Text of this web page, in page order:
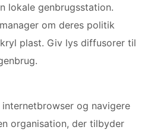
lokale genbrugsstation.
om deres politik
plast. Giv lys diffusorer til
og navigere
organisation, der tilbyder